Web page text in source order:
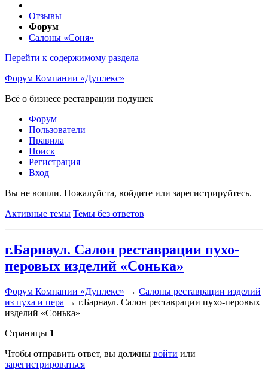
Отзывы
Форум
Салоны «Соня»
Перейти к содержимому раздела
Форум Компании «Дуплекс»
Всё о бизнесе реставрации подушек
Форум
Пользователи
Правила
Поиск
Регистрация
Вход
Вы не вошли. Пожалуйста, войдите или зарегистрируйтесь.
Активные темы Темы без ответов
г.Барнаул. Салон реставрации пухо-
перовых изделий «Сонька»
Форум Компании «Дуплекс» → Салоны реставрации изделий
из пуха и пера → г.Барнаул. Салон реставрации пухо-перовых
изделий «Сонька»
Страницы 1
Чтобы отправить ответ, вы должны войти или
зарегистрироваться